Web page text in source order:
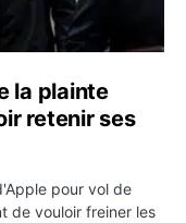
la plainte
retenir ses
pour vol de
de vouloir freiner les